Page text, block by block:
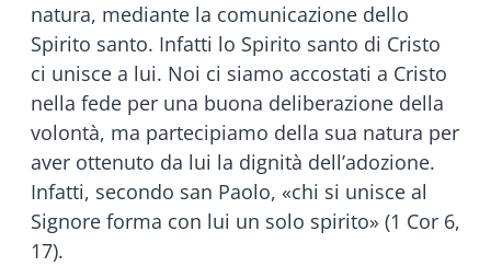
natura, mediante la comunicazione dello
Spirito santo. Infatti lo Spirito santo di Cristo
ci unisce a lui. Noi ci siamo accostati a Cristo
nella fede per una buona deliberazione della
volontà, ma partecipiamo della sua natura per
aver ottenuto da lui la dignità dell’adozione.
Infatti, secondo san Paolo, «chi si unisce al
Signore forma con lui un solo spirito» (1 Cor 6,
17).